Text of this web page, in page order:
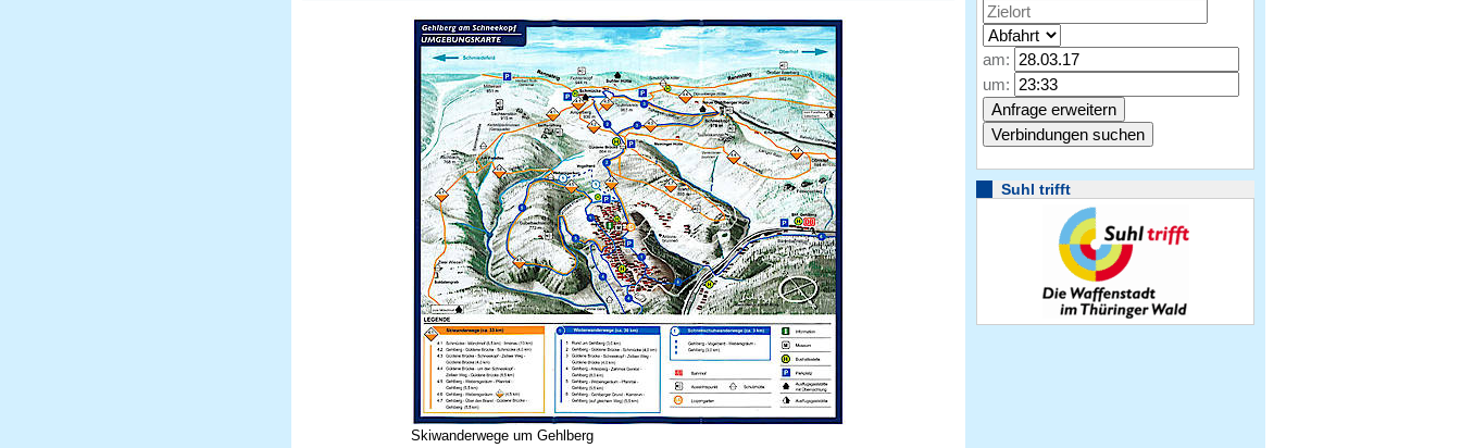
Skiwanderwege um Gehlberg
am:
um:
Suhl trifft